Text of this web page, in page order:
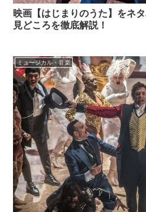
映画【はじまりのうた】をネ
見どころを徹底解説！
ミュージカル・音楽